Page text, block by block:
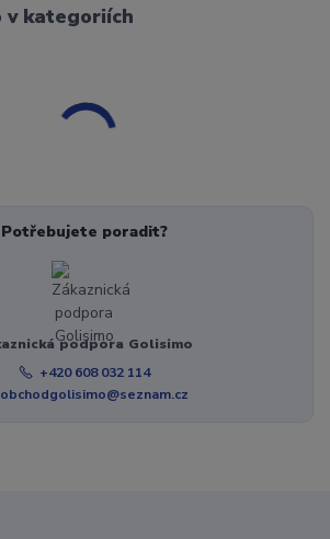
v kategoriích
Potřebujete poradit?
podpora Golisimo
+420 608 032 114
obchodgolisimo@seznam.cz